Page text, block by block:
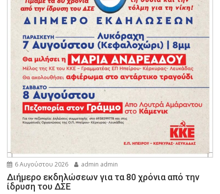
6 Αυγούστου 2026 admin admin
Διήμερο εκδηλώσεων για τα 80 χρόνια από την
ίδρυση του ΔΣΕ